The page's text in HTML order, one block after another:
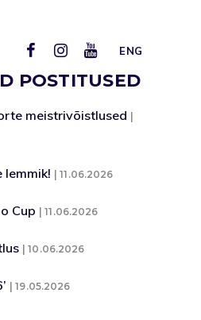
ENG
POSTITUSED
meistrivõistlused
lemmik! 11.06.2026
Cup 11.06.2026
10.06.2026
19.05.2026